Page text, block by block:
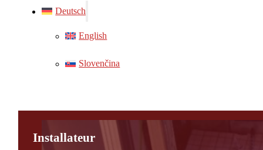
Deutsch
English
Slovenčina
Installateur